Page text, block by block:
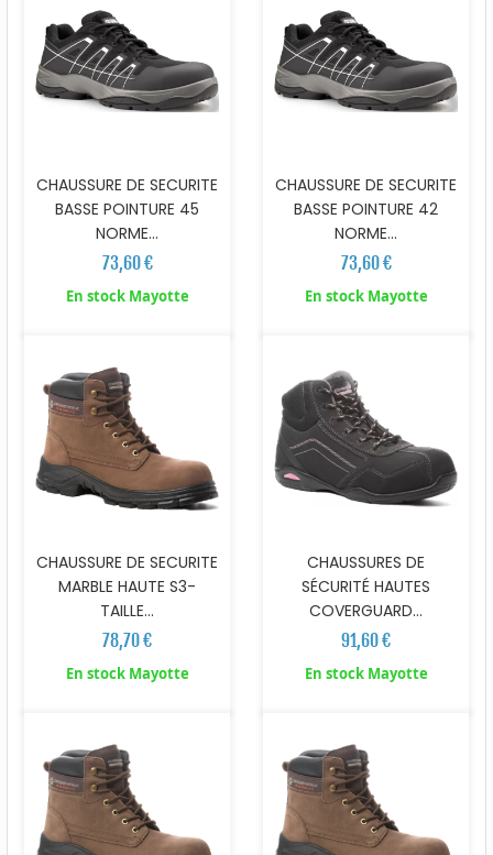
CHAUSSURE DE SECURITE
BASSE POINTURE 45
NORME...
73,60 €
En stock Mayotte
CHAUSSURE DE SECURITE
BASSE POINTURE 42
NORME...
73,60 €
En stock Mayotte
CHAUSSURE DE SECURITE
MARBLE HAUTE S3-
TAILLE...
78,70 €
En stock Mayotte
CHAUSSURES DE
SÉCURITÉ HAUTES
COVERGUARD...
91,60 €
En stock Mayotte